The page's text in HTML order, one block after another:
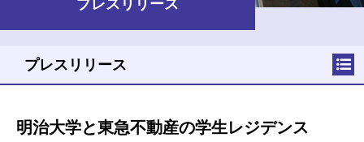
プレスリリース
明治大学と東急不動産の学生レジデンス
プレスリリース